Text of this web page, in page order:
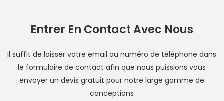
Entrer En Contact Avec Nous
Il suffit de laisser votre email ou numéro de téléphone dans
le formulaire de contact afin que nous puissions vous
envoyer un devis gratuit pour notre large gamme de
conceptions